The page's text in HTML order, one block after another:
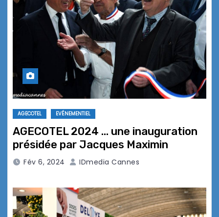
AGECOTEL EVÉNEMENTIEL
AGECOTEL 2024 … une inauguration
présidée par Jacques Maximin
Fév 6, 2024 IDmedia Cannes